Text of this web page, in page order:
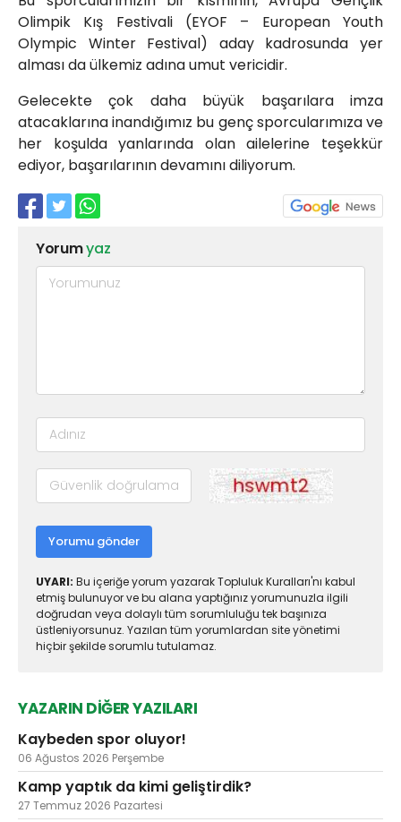
Olimpik Kış Festivali (EYOF – European Youth
Olympic Winter Festival) aday kadrosunda yer
alması da ülkemiz adına umut vericidir.
Gelecekte çok daha büyük başarılara imza
atacaklarına inandığımız bu genç sporcularımıza ve
her koşulda yanlarında olan ailelerine teşekkür
ediyor, başarılarının devamını diliyorum.
Yorumyaz
Yorumu gönder
UYARI: Bu içeriğe yorum yazarak Topluluk Kuralları'nı kabul
etmiş bulunuyor ve bu alana yaptığınız yorumunuzla ilgili
doğrudan veya dolaylı tüm sorumluluğu tek başınıza
üstleniyorsunuz. Yazılan tüm yorumlardan site yönetimi
hiçbir şekilde sorumlu tutulamaz.
YAZARIN DİĞER YAZILARI
Kaybeden spor oluyor!
06 Ağustos 2026 Perşembe
Kamp yaptık da kimi geliştirdik?
27 Temmuz 2026 Pazartesi